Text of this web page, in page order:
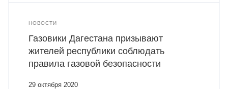
НОВОСТИ
Газовики Дагестана призывают
жителей республики соблюдать
правила газовой безопасности
29 октября 2020